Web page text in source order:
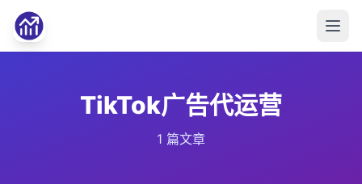
TikTok广告代运营
1 篇文章